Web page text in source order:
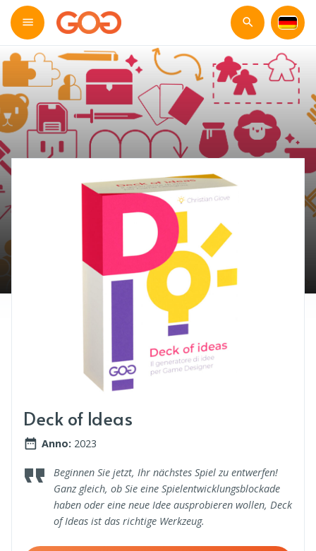
Deck of Ideas
Anno: 2023
Beginnen Sie jetzt, Ihr nächstes Spiel zu entwerfen!
Ganz gleich, ob Sie eine Spielentwicklungsblockade
haben oder eine neue Idee ausprobieren wollen, Deck
of Ideas ist das richtige Werkzeug.